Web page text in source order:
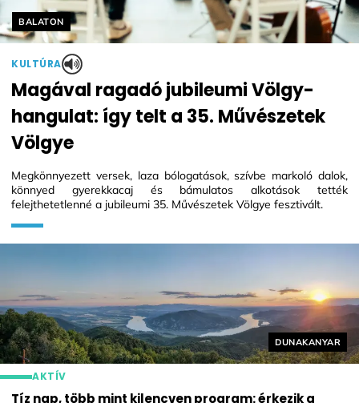
Helyszín
DUNAKANYAR
AKTÍV
Tíz nap, több mint kilencven program: érkezik a
Helyszín címkék:
BALATON
KULTÚRA
Magával ragadó jubileumi Völgy-
hangulat: így telt a 35. Művészetek
Völgye
Megkönnyezett versek, laza bólogatások, szívbe markoló dalok,
könnyed gyerekkacaj és bámulatos alkotások tették
felejthetetlenné a jubileumi 35. Művészetek Völgye fesztivált.